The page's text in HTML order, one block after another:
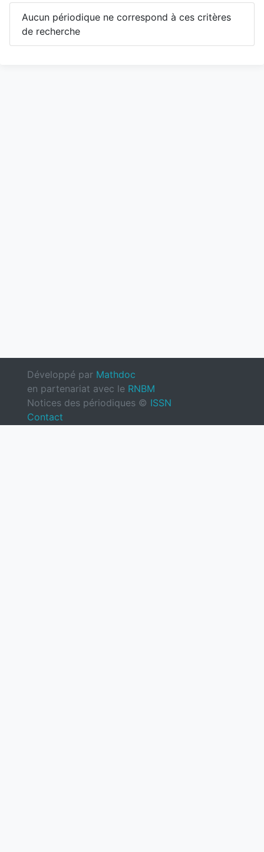
Aucun périodique ne correspond à ces critères
de recherche
Développé par Mathdoc
en partenariat avec le RNBM
Notices des périodiques © ISSN
Contact